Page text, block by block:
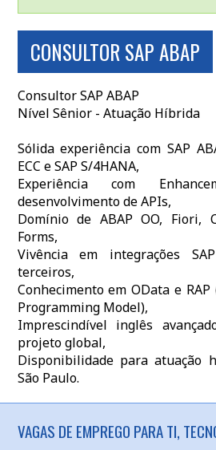
CONSULTOR SAP ABAP
Consultor SAP ABAP
Nível Sênior - Atuação Híbrida
Sólida experiência com SAP
ECC e SAP S/4HANA,
Experiência com
desenvolvimento de APIs,
Domínio de ABAP OO, Fiori,
Forms,
Vivência em integrações
terceiros,
Conhecimento em OData e
Programming Model),
Imprescindível inglês
projeto global,
Disponibilidade para atuação
São Paulo.
VAGAS DE EMPREGO PARA TI,